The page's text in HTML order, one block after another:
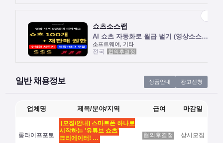
쇼츠소스랩
AI 쇼츠 자동화로 월급 벌기 (영상소스…
소프트웨어, 기타
전국
협의후결정
일반 채용정보 상품안내 광고신청
업체명 제목/분야/지역 급여 마감일
롱라이프포토
[모집/안내] 스마트폰 하나로
시작하는 '유튜브 쇼츠'
크리에이터! …
협의후결정 상시모집